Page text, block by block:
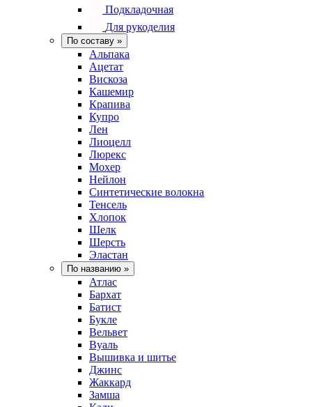
Подкладочная
Для рукоделия
По составу »
Альпака
Ацетат
Вискоза
Кашемир
Крапива
Купро
Лен
Лиоцелл
Люрекс
Мохер
Нейлон
Синтетические волокна
Тенсель
Хлопок
Шелк
Шерсть
Эластан
По названию »
Атлас
Бархат
Батист
Букле
Вельвет
Вуаль
Вышивка и шитье
Джинс
Жаккард
Замша